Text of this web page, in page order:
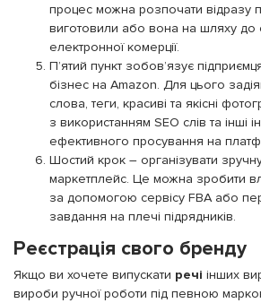
процес можна розпочати відразу
виготовили або вона на шляху до
електронної комерції.
П’ятий пункт зобов’язує
бізнес на Amazon. Для цього
слова, теги, красиві та якісні
з використанням SEO слів та інші
ефективного просування на
Шостий крок – організувати
маркетплейс. Це можна зробити
за допомогою сервісу FBA або
завдання на плечі підрядників.
Реєстрація свого бренду
Якщо ви хочете випускати речі інших
вироби ручної роботи під певною